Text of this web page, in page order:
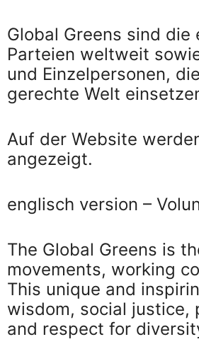
Global Greens sind
Parteien weltweit
und Einzelpersonen,
gerechte Welt
Auf der Website
angezeigt.
englisch version –
The Global Greens is
movements, working
This unique and
wisdom, social justice,
and respect for